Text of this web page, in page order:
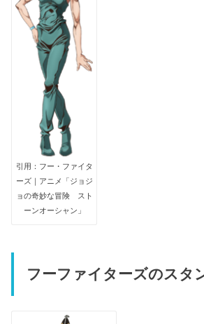
引用：フー・ファイタ
ーズ｜アニメ「ジョジ
ョの奇妙な冒険 スト
ーンオーシャン」
フーファイターズのスタ